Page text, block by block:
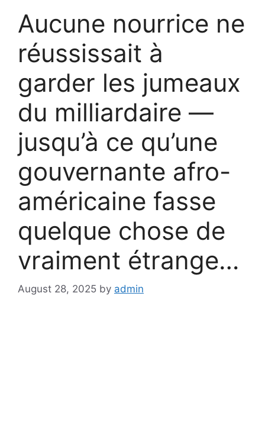
Aucune nourrice ne
réussissait à
garder les jumeaux
du milliardaire —
jusqu’à ce qu’une
gouvernante afro-
américaine fasse
quelque chose de
vraiment étrange…
August 28, 2025 by admin